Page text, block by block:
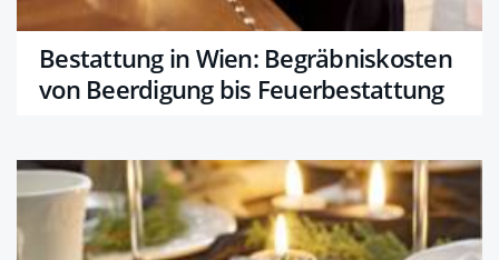
Bestattung in Wien: Begräbniskosten
von Beerdigung bis Feuerbestattung